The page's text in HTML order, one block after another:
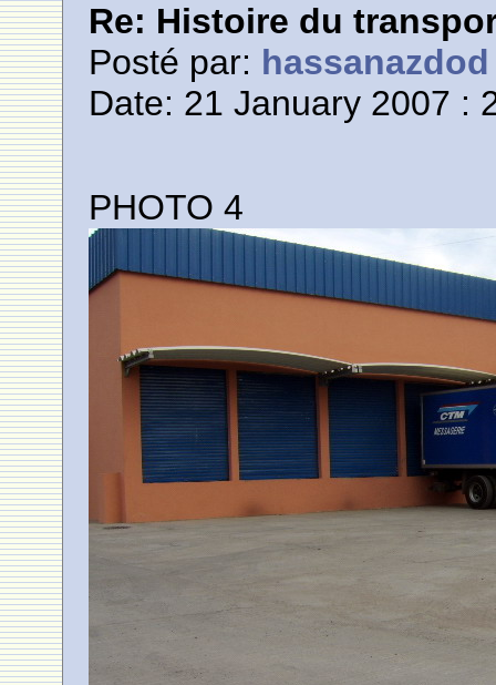
Re: Histoire du
Posté par: hassanazdod
Date: 21 January 2007 :
PHOTO 4